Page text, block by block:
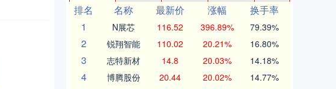
排名
名称 最新价 涨幅
换手率
1
N展芯 116.52 396.89% 79.39%
2 锐翔智能 110.02 20.21% 16.80%
3 志特新材 14.8 20.03% 14.18%
4 博腾股份 20.44 20.02% 14.77%